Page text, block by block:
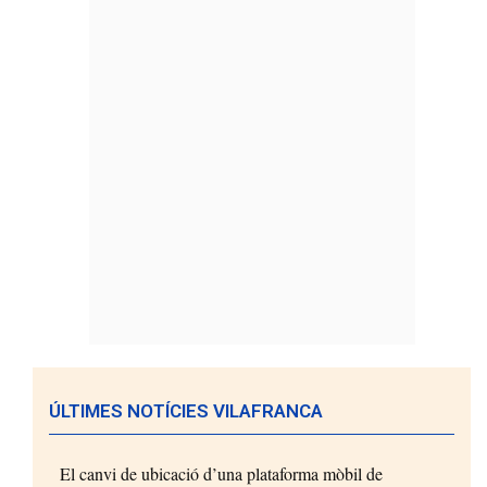
ÚLTIMES NOTÍCIES VILAFRANCA
El canvi de ubicació d’una plataforma mòbil de